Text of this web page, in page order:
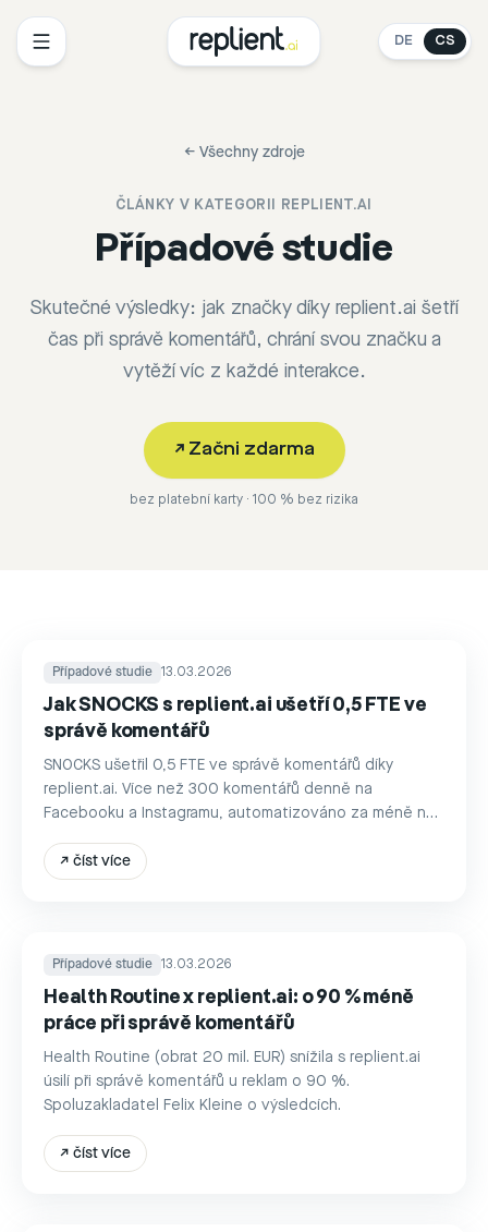
DE CS
← Všechny zdroje
ČLÁNKY V KATEGORII REPLIENT.AI
Případové studie
Skutečné výsledky: jak značky díky replient.ai šetří
čas při správě komentářů, chrání svou značku a
vytěží víc z každé interakce.
↗ Začni zdarma
bez platební karty · 100 % bez rizika
Případové studie 13.03.2026
Jak SNOCKS s replient.ai ušetří 0,5 FTE ve
správě komentářů
SNOCKS ušetřil 0,5 FTE ve správě komentářů díky
replient.ai. Více než 300 komentářů denně na
Facebooku a Instagramu, automatizováno za méně než
↗ číst více
Případové studie 13.03.2026
Health Routine x replient.ai: o 90 % méně
práce při správě komentářů
Health Routine (obrat 20 mil. EUR) snížila s replient.ai
úsilí při správě komentářů u reklam o 90 %.
Spoluzakladatel Felix Kleine o výsledcích.
↗ číst více